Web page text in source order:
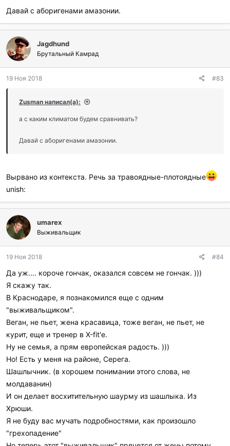
Давай с аборигенами амазонии.
Jagdhund
Брутальный Камрад
19 Ноя 2018 #83
Zusman написал(а):
а с каким климатом будем сравнивать?
Давай с аборигенами амазонии.
Вырвано из контекста. Речь за травоядные-плотоядные
unish:
umarex
Выживальщик
19 Ноя 2018 #84
Да уж.... короче гончак, оказался совсем не гончак. )))
Я скажу так.
В Краснодаре, я познакомился еще с одним
"выживальщиком".
Веган, не пьет, жена красавица, тоже веган, не пьет, не
курит, еще и тренер в Х-fit'е.
Ну не семья, а прям европейская радость. )))
Но! Есть у меня на районе, Серега.
Шашлычник. (в хорошем понимании этого слова, не
молдаванин)
И он делает восхитительную шаурму из шашлыка. Из
Хрюши.
Я не буду вас мучать подробностями, как произошло
"грехопадение"